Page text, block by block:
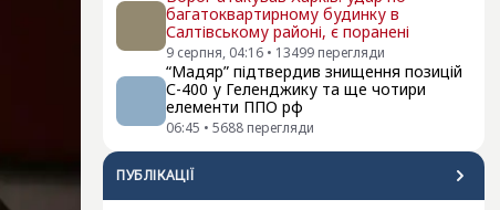
багатоквартирному будинку в
Салтівському районі, є поранені
9 серпня, 04:16 • 13499 перегляди
“Мадяр” підтвердив знищення позицій
С-400 у Геленджику та ще чотири
елементи ППО рф
06:45 • 5688 перегляди
ПУБЛІКАЦІЇ